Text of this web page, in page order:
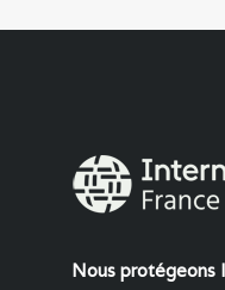
Nous protégeons